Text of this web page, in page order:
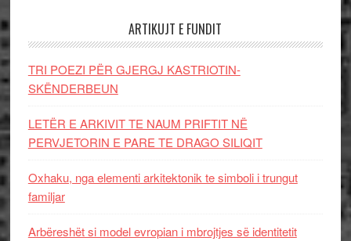
ARTIKUJT E FUNDIT
TRI POEZI PËR GJERGJ KASTRIOTIN-
SKËNDERBEUN
LETËR E ARKIVIT TE NAUM PRIFTIT NË
PERVJETORIN E PARE TE DRAGO SILIQIT
Oxhaku, nga elementi arkitektonik te simboli i trungut
familjar
Arbëreshët si model evropian i mbrojtjes së identitetit